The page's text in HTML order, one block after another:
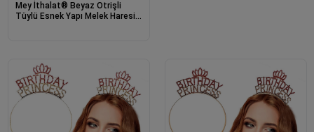
Mey İthalat® Beyaz Otrişli
Tüylü Esnek Yapı Melek Haresi